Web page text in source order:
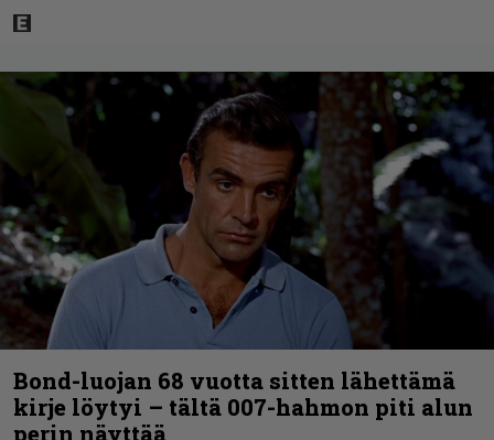
Bond-luojan 68 vuotta sitten lähettämä
kirje löytyi – tältä 007-hahmon piti alun
perin näyttää